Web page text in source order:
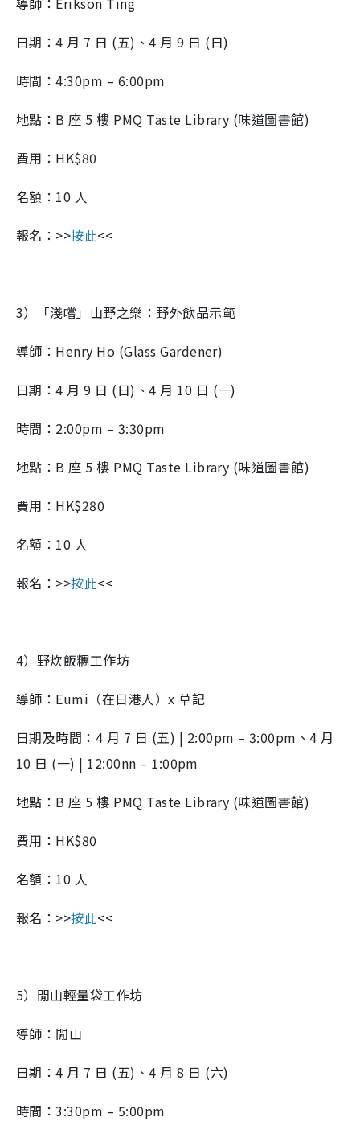
日期：4 月 7 日 (五)、4 月 9 日 (日)
時間：4:30pm – 6:00pm
地點：B 座 5 樓 PMQ Taste Library (味道圖書館)
費用：HK$80
名額：10 人
報名：>>按此<<
3）「淺嚐」山野之樂：野外飲品示範
導師：Henry Ho (Glass Gardener)
日期：4 月 9 日 (日)、4 月 10 日 (一)
時間：2:00pm – 3:30pm
地點：B 座 5 樓 PMQ Taste Library (味道圖書館)
費用：HK$280
名額：10 人
報名：>>按此<<
4）野炊飯糰工作坊
導師：Eumi（在日港人）x 草記
日期及時間：4 月 7 日 (五) | 2:00pm – 3:00pm、4 月
10 日 (一) | 12:00nn – 1:00pm
地點：B 座 5 樓 PMQ Taste Library (味道圖書館)
費用：HK$80
名額：10 人
報名：>>按此<<
5）閒山輕量袋工作坊
導師：閒山
日期：4 月 7 日 (五)、4 月 8 日 (六)
時間：3:30pm – 5:00pm